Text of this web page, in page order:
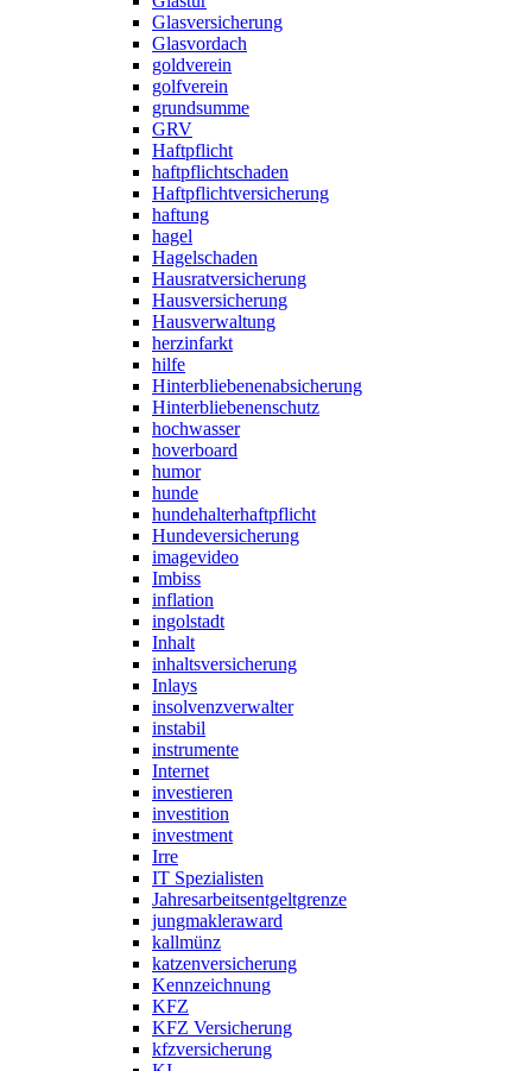
Glasversicherung
Glasvordach
goldverein
golfverein
grundsumme
GRV
Haftpflicht
haftpflichtschaden
Haftpflichtversicherung
haftung
hagel
Hagelschaden
Hausratversicherung
Hausversicherung
Hausverwaltung
herzinfarkt
hilfe
Hinterbliebenenabsicherung
Hinterbliebenenschutz
hochwasser
hoverboard
humor
hunde
hundehalterhaftpflicht
Hundeversicherung
imagevideo
Imbiss
inflation
ingolstadt
Inhalt
inhaltsversicherung
Inlays
insolvenzverwalter
instabil
instrumente
Internet
investieren
investition
investment
Irre
IT Spezialisten
Jahresarbeitsentgeltgrenze
jungmakleraward
kallmünz
katzenversicherung
Kennzeichnung
KFZ
KFZ Versicherung
kfzversicherung